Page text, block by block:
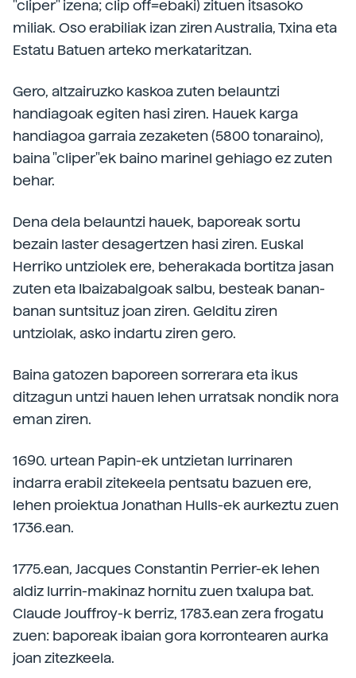
"cliper" izena; clip off=ebaki) zituen itsasoko
miliak. Oso erabiliak izan ziren Australia, Txina eta
Estatu Batuen arteko merkataritzan.
Gero, altzairuzko kaskoa zuten belauntzi
handiagoak egiten hasi ziren. Hauek karga
handiagoa garraia zezaketen (5800 tonaraino),
baina "cliper"ek baino marinel gehiago ez zuten
behar.
Dena dela belauntzi hauek, baporeak sortu
bezain laster desagertzen hasi ziren. Euskal
Herriko untziolek ere, beherakada bortitza jasan
zuten eta Ibaizabalgoak salbu, besteak banan-
banan suntsituz joan ziren. Gelditu ziren
untziolak, asko indartu ziren gero.
Baina gatozen baporeen sorrerara eta ikus
ditzagun untzi hauen lehen urratsak nondik nora
eman ziren.
1690. urtean Papin-ek untzietan lurrinaren
indarra erabil zitekeela pentsatu bazuen ere,
lehen proiektua Jonathan Hulls-ek aurkeztu zuen
1736.ean.
1775.ean, Jacques Constantin Perrier-ek lehen
aldiz lurrin-makinaz hornitu zuen txalupa bat.
Claude Jouffroy-k berriz, 1783.ean zera frogatu
zuen: baporeak ibaian gora korrontearen aurka
joan zitezkeela.